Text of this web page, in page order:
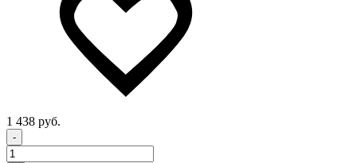
1 438 руб.
-